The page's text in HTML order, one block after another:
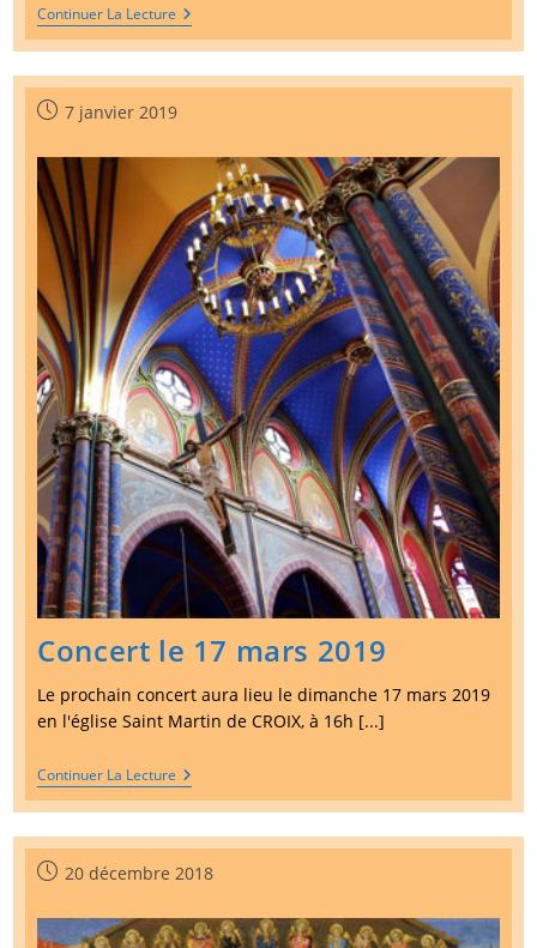
Continuer La Lecture Succès
Du
Concert
Pour
Le
Secours
Publication
7 janvier 2019
Concert le 17 mars 2019
Le prochain concert aura lieu le dimanche 17 mars 2019
en l'église Saint Martin de CROIX, à 16h [...]
Continuer La Lecture Concert
Le
17
Mars
2019
Publication
20 décembre 2018